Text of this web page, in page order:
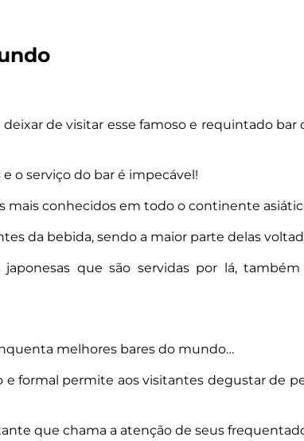
de visitar esse famoso e requintado
o serviço do bar é impecável!
mais conhecidos em todo o continente
da bebida, sendo a maior parte delas
que são servidas por lá,
melhores bares do mundo…
e formal permite aos visitantes degustar de
que chama a atenção de seus